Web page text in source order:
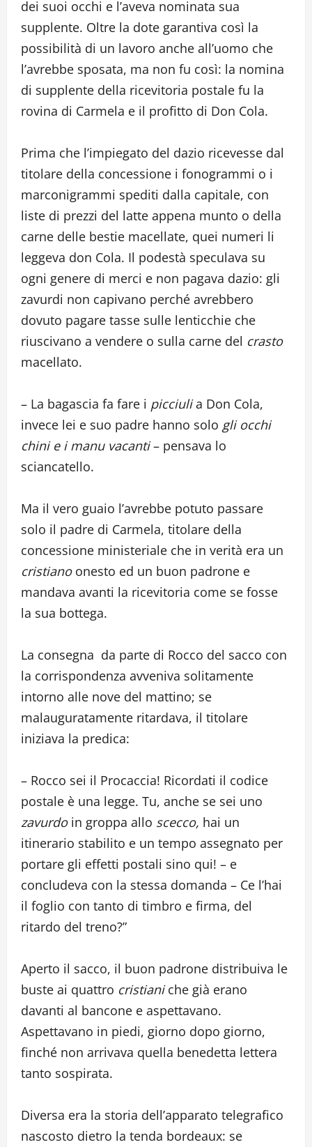
dei suoi occhi e l’aveva nominata sua
supplente. Oltre la dote garantiva così la
possibilità di un lavoro anche all’uomo che
l’avrebbe sposata, ma non fu così: la nomina
di supplente della ricevitoria postale fu la
rovina di Carmela e il profitto di Don Cola.
Prima che l’impiegato del dazio ricevesse dal
titolare della concessione i fonogrammi o i
marconigrammi spediti dalla capitale, con
liste di prezzi del latte appena munto o della
carne delle bestie macellate, quei numeri li
leggeva don Cola. Il podestà speculava su
ogni genere di merci e non pagava dazio: gli
zavurdi non capivano perché avrebbero
dovuto pagare tasse sulle lenticchie che
riuscivano a vendere o sulla carne del crasto
macellato.
– La bagascia fa fare i picciulia Don Cola,
invece lei e suo padre hanno solo gli occhi
chini e i manu vacanti– pensava lo
sciancatello.
Ma il vero guaio l’avrebbe potuto passare
solo il padre di Carmela, titolare della
concessione ministeriale che in verità era un
cristianoonesto ed un buon padrone e
mandava avanti la ricevitoria come se fosse
la sua bottega.
La consegna da parte di Rocco del sacco con
la corrispondenza avveniva solitamente
intorno alle nove del mattino; se
malauguratamente ritardava, il titolare
iniziava la predica:
– Rocco sei il Procaccia! Ricordati il codice
postale è una legge. Tu, anche se sei uno
zavurdoin groppa allo scecco, hai un
itinerario stabilito e un tempo assegnato per
portare gli effetti postali sino qui! – e
concludeva con la stessa domanda – Ce l’hai
il foglio con tanto di timbro e firma, del
ritardo del treno?”
Aperto il sacco, il buon padrone distribuiva le
buste ai quattro cristianiche già erano
davanti al bancone e aspettavano.
Aspettavano in piedi, giorno dopo giorno,
finché non arrivava quella benedetta lettera
tanto sospirata.
Diversa era la storia dell’apparato telegrafico
nascosto dietro la tenda bordeaux: se